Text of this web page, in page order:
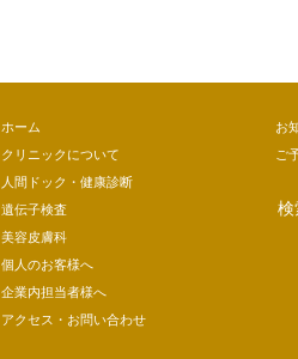
ホーム
クリニックについて
人間ドック・健康診断
遺伝子検査
美容皮膚科
個人のお客様へ
企業内担当者様へ
アクセス・お問い合わせ
お
ご